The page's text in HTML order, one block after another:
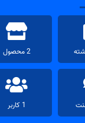
2 محصول
1 کاربر